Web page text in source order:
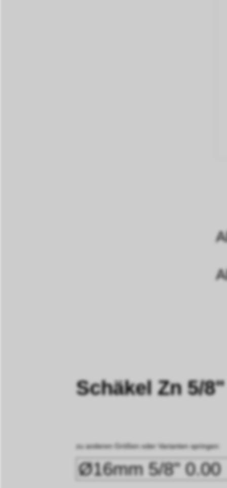
Schäkel Zn 5/
zu anderen Größen oder Varianten springen: